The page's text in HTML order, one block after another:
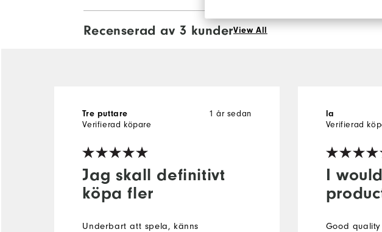
Recenserad av 3 kunderView All
Jag skall definitivt
köpa fler
1 år sedan
Tre puttare
Verifierad köpare
Underbart att spela, känns
I
la
Verifierad
Good